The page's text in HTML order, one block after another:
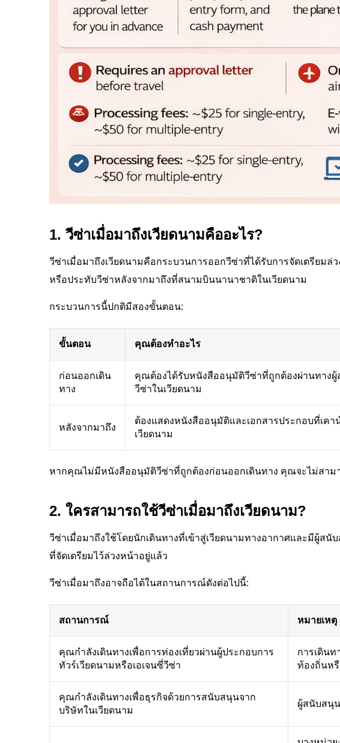
1. วีซ่าเมื่อมาถึงเวียดนามคืออะไร?
วีซ่าเมื่อมาถึงเวียดนามคือกระบวนการออกวีซ่าที่ได้รับการจัดเตรียม
หรือประทับวีซ่าหลังจากมาถึงที่สนามบินนานาชาติในเวียดนาม
กระบวนการนี้ปกติมีสองขั้นตอน:
ขั้นตอน คุณต้องทำอะไร
ก่อนออกเดิน
ทาง
คุณต้องได้รับหนังสืออนุมัติวีซ่าที่ถูกต้องผ่านทาง
วีซ่าในเวียดนาม
หลังจากมาถึง
ต้องแสดงหนังสืออนุมัติและเอกสารประกอบที่เค
เวียดนาม
หากคุณไม่มีหนังสืออนุมัติวีซ่าที่ถูกต้องก่อนออกเดินทาง คุณจะไม่สาม
2. ใครสามารถใช้วีซ่าเมื่อมาถึงเวียดนาม?
วีซ่าเมื่อมาถึงใช้โดยนักเดินทางที่เข้าสู่เวียดนามทางอากาศและมีผู้ส
ที่จัดเตรียมไว้ล่วงหน้าอยู่แล้ว
วีซ่าเมื่อมาถึงอาจถือได้ในสถานการณ์ดังต่อไปนี้:
สถานการณ์ หมายเหตุ
คุณกำลังเดินทางเพื่อการท่องเที่ยวผ่านผู้ประกอบการ
ทัวร์เวียดนามหรือเอเจนซี่วีซ่า
การเดิน
ท้องถิ่นห
คุณกำลังเดินทางเพื่อธุรกิจด้วยการสนับสนุนจาก
บริษัทในเวียดนาม
ผู้สนับสนุ